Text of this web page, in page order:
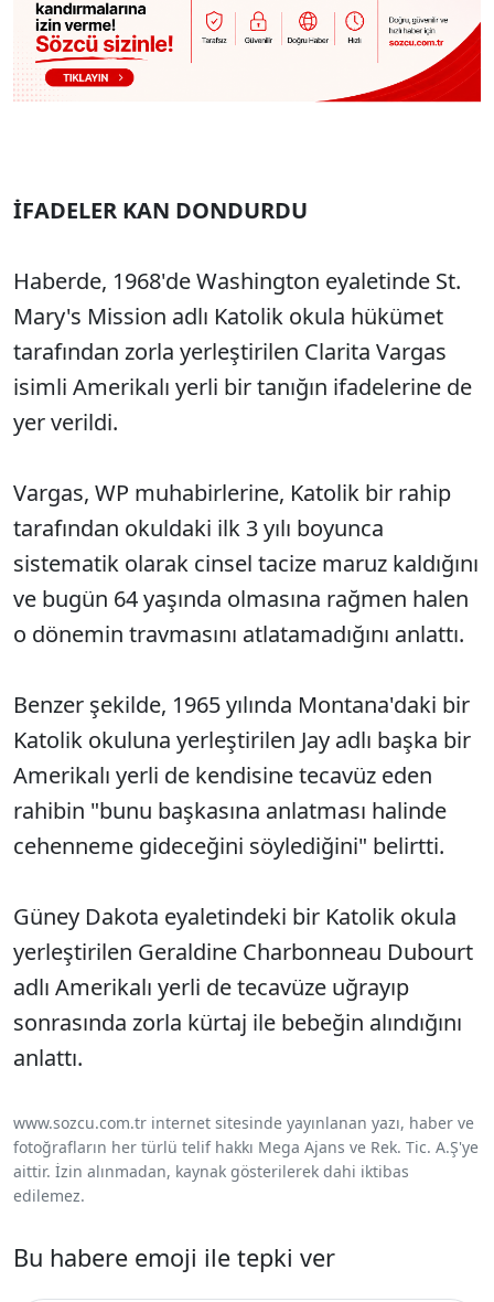
İFADELER KAN DONDURDU
Haberde, 1968'de Washington eyaletinde St.
Mary's Mission adlı Katolik okula hükümet
tarafından zorla yerleştirilen Clarita Vargas
isimli Amerikalı yerli bir tanığın ifadelerine de
yer verildi.
Vargas, WP muhabirlerine, Katolik bir rahip
tarafından okuldaki ilk 3 yılı boyunca
sistematik olarak cinsel tacize maruz kaldığını
ve bugün 64 yaşında olmasına rağmen halen
o dönemin travmasını atlatamadığını anlattı.
Benzer şekilde, 1965 yılında Montana'daki bir
Katolik okuluna yerleştirilen Jay adlı başka bir
Amerikalı yerli de kendisine tecavüz eden
rahibin "bunu başkasına anlatması halinde
cehenneme gideceğini söylediğini" belirtti.
Güney Dakota eyaletindeki bir Katolik okula
yerleştirilen Geraldine Charbonneau Dubourt
adlı Amerikalı yerli de tecavüze uğrayıp
sonrasında zorla kürtaj ile bebeğin alındığını
anlattı.
www.sozcu.com.tr internet sitesinde yayınlanan yazı, haber ve
fotoğrafların her türlü telif hakkı Mega Ajans ve Rek. Tic. A.Ş'ye
aittir. İzin alınmadan, kaynak gösterilerek dahi iktibas
edilemez.
Bu habere emoji ile tepki ver